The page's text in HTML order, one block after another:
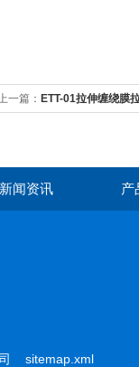
一篇： ETT-01拉伸缠绕膜
新闻资讯 产
司 sitemap.xml